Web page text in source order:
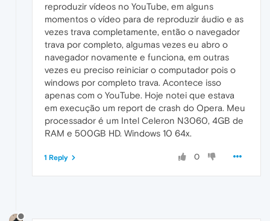
reproduzir vídeos no YouTube, em alguns
momentos o vídeo para de reproduzir áudio e as
vezes trava completamente, então o navegador
trava por completo, algumas vezes eu abro o
navegador novamente e funciona, em outras
vezes eu preciso reiniciar o computador pois o
windows por completo trava. Acontece isso
apenas com o YouTube. Hoje notei que estava
em execução um report de crash do Opera. Meu
processador é um Intel Celeron N3060, 4GB de
RAM e 500GB HD. Windows 10 64x.
0
1 Reply